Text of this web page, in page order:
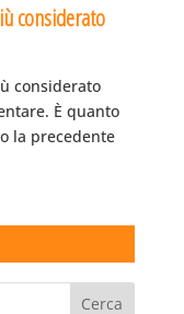
considerato
considerato
È quanto
la precedente